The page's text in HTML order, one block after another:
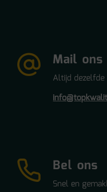
Mail ons
Altijd
Bel ons
Snel en